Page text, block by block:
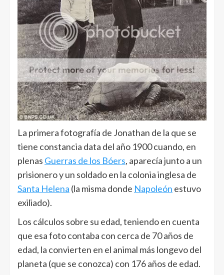
La primera fotografía de Jonathan de la que se
tiene constancia data del año 1900 cuando, en
plenas Guerras de los Bóers, aparecía junto a un
prisionero y un soldado en la colonia inglesa de
Santa Helena (la misma donde Napoleón estuvo
exiliado).
Los cálculos sobre su edad, teniendo en cuenta
que esa foto contaba con cerca de 70 años de
edad, la convierten en el animal más longevo del
planeta (que se conozca) con 176 años de edad.